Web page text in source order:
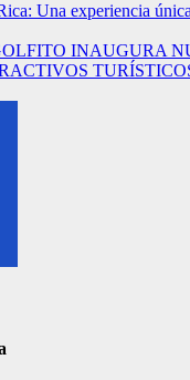
Una experiencia
INAUGURA